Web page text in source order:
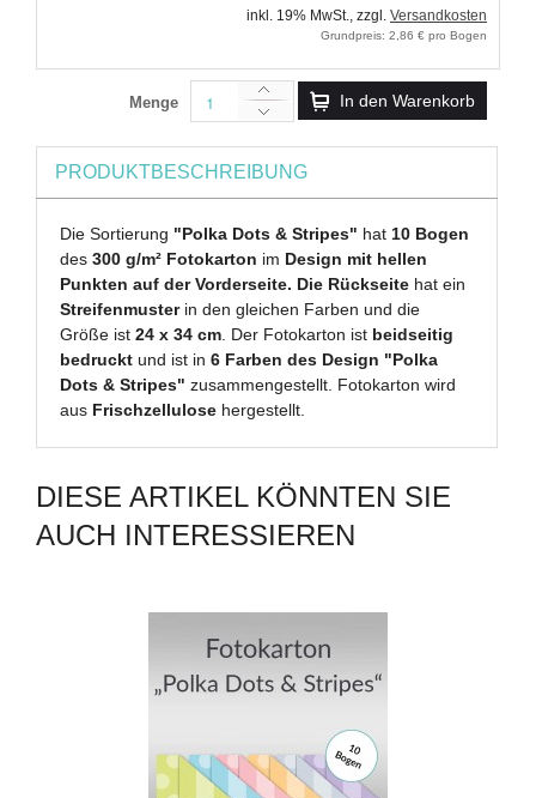
inkl. 19% MwSt., zzgl. Versandkosten
Grundpreis: 2,86 € pro Bogen
Menge In den Warenkorb
PRODUKTBESCHREIBUNG
Die Sortierung "Polka Dots & Stripes" hat10 Bogen
des300 g/m² Fotokarton im Design mit hellen
Punkten auf der Vorderseite. Die Rückseite hat ein
Streifenmusterin den gleichen Farben und die
Größe ist24 x 34 cm. Der Fotokarton ist beidseitig
bedruckt und ist in6 Farben des Design "Polka
Dots & Stripes" zusammengestellt. Fotokarton wird
aus Frischzellulose hergestellt.
DIESE ARTIKEL KÖNNTEN SIE
AUCH INTERESSIEREN